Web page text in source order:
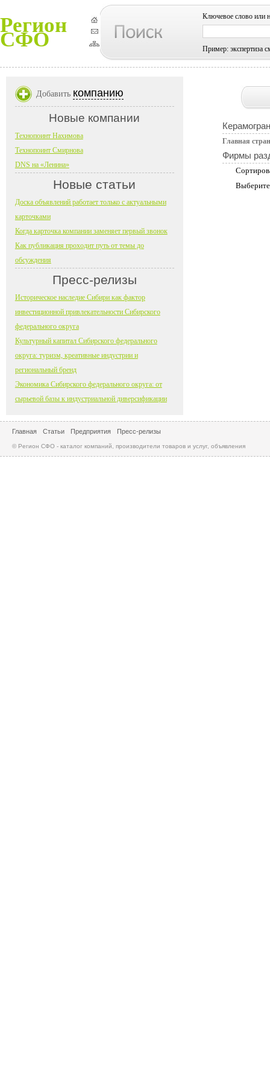
Регион
СФО
Ключевое слово или
Пример: экспертиза
Главная
Фирмы
Добавить компанию
Новые компании
Технопоинт Нахимова
Технопоинт Смирнова
DNS на «Ленина»
Новые статьи
Доска объявлений работает только с актуальными
карточками
Когда карточка компании заменяет первый звонок
Как публикация проходит путь от темы до
обсуждения
Пресс-релизы
Историческое наследие Сибири как фактор
инвестиционной привлекательности Сибирского
федерального округа
Культурный капитал Сибирского федерального
округа: туризм, креативные индустрии и
региональный бренд
Экономика Сибирского федерального округа: от
сырьевой базы к индустриальной диверсификации
Главная Статьи Предприятия Пресс-релизы
© Регион СФО - каталог компаний, производители товаров и услуг, объявления